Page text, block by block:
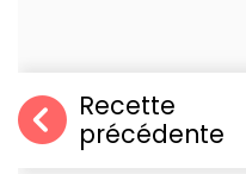
Recette
précédente